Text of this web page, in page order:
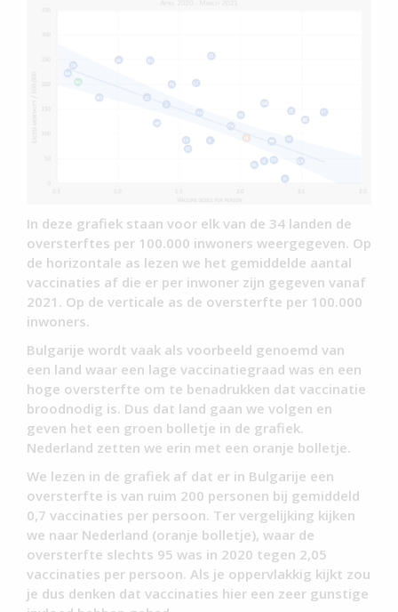
In deze grafiek staan voor elk van de 34 landen de
oversterftes per 100.000 inwoners weergegeven. Op
de horizontale as lezen we het gemiddelde aantal
vaccinaties af die er per inwoner zijn gegeven vanaf
2021. Op de verticale as de oversterfte per 100.000
inwoners.
Bulgarije wordt vaak als voorbeeld genoemd van
een land waar een lage vaccinatiegraad was en een
hoge oversterfte om te benadrukken dat vaccinatie
broodnodig is. Dus dat land gaan we volgen en
geven het een groen bolletje in de grafiek.
Nederland zetten we erin met een oranje bolletje.
We lezen in de grafiek af dat er in Bulgarije een
oversterfte is van ruim 200 personen bij gemiddeld
0,7 vaccinaties per persoon. Ter vergelijking kijken
we naar Nederland (oranje bolletje), waar de
oversterfte slechts 95 was in 2020 tegen 2,05
vaccinaties per persoon. Als je oppervlakkig kijkt zou
je dus denken dat vaccinaties hier een zeer gunstige